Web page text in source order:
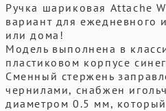
Ручка шариковая Attache
вариант для ежедневного
или дома!
Модель выполнена в
пластиковом корпусе
Сменный стержень
чернилами, снабжен
диаметром 0.5 мм,